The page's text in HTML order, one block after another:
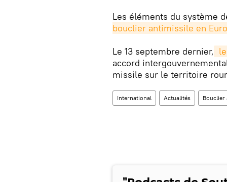
Les éléments du système
bouclier antimissile en
Le 13 septembre dernier,
accord
missile sur le territoire
International Actualités Bouclier